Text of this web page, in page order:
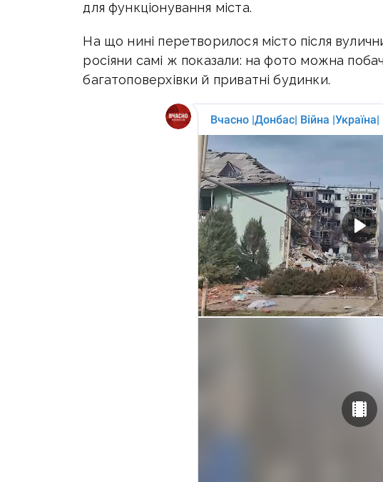
для функціонування міста.
На що нині перетворилося місто після
росіяни самі ж показали: на фото можна
багатоповерхівки й приватні будинки.